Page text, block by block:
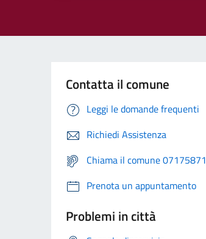
Contatta il comune
Leggi le domande frequenti
Richiedi Assistenza
Chiama il comune 07175871
Prenota un appuntamento
Problemi in città